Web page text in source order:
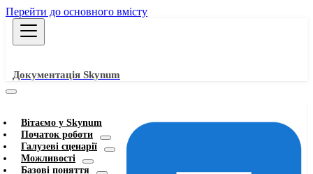
Перейти до основного вмісту
Документація Skynum
Вітаємо у Skynum
Початок роботи
Галузеві сценарії
Можливості
Базові поняття